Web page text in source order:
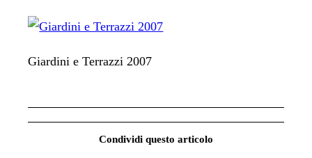
Giardini e Terrazzi 2007
Condividi questo articolo